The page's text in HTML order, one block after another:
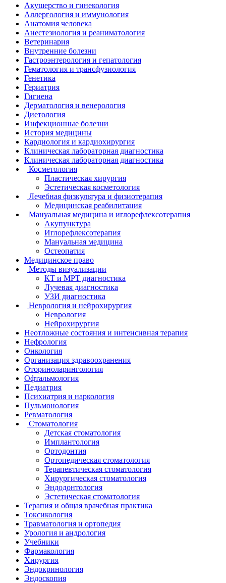
Акушерство и гинекология
Аллергология и иммунология
Анатомия человека
Анестезиология и реаниматология
Ветеринария
Внутренние болезни
Гастроэнтерология и гепатология
Гематология и трансфузиология
Генетика
Гериатрия
Гигиена
Дерматология и венерология
Диетология
Инфекционные болезни
История медицины
Кардиология и кардиохирургия
Клиническая лабораторная диагностика
Клиническая лабораторная диагностика
Косметология
Пластическая хирургия
Эстетическая косметология
Лечебная физкультура и физиотерапия
Медицинская реабилитация
Мануальная медицина и иглорефлексотерапия
Акупунктура
Иглорефлексотерапия
Мануальная медицина
Остеопатия
Медицинское право
Методы визуализации
КТ и МРТ диагностика
Лучевая диагностика
УЗИ диагностика
Неврология и нейрохирургия
Неврология
Нейрохирургия
Неотложные состояния и интенсивная терапия
Нефрология
Онкология
Организация здравоохранения
Оториноларингология
Офтальмология
Педиатрия
Психиатрия и наркология
Пульмонология
Ревматология
Стоматология
Детская стоматология
Имплантология
Ортодонтия
Ортопедическая стоматология
Терапевтическая стоматология
Хирургическая стоматология
Эндодонтология
Эстетическая стоматология
Терапия и общая врачебная практика
Токсикология
Травматология и ортопедия
Урология и андрология
Учебники
Фармакология
Хирургия
Эндокринология
Эндоскопия